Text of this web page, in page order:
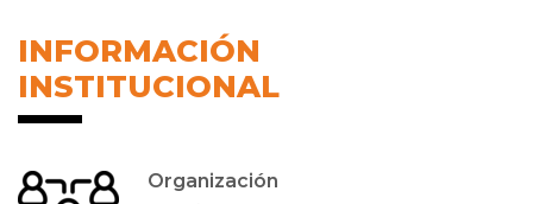
INFORMACIÓN
INSTITUCIONAL
Organización